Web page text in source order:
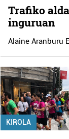
Trafiko
inguruan
Alaine Aranburu
KIROLA